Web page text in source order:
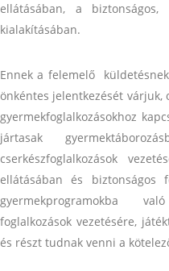
ellátásában, a
kialakításában.
Ennek a felemelő
önkéntes jelentkezését várjuk,
gyermekfoglalkozásokhoz
jártasak
cserkészfoglalkozások
ellátásában és biztonságos
gyermekprogramokba
foglalkozások vezetésére,
és részt tudnak venni a